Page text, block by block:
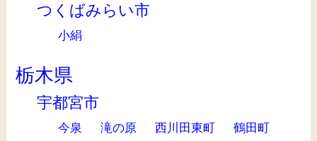
つくばみらい市
小絹
栃木県
宇都宮市
今泉 滝の原 西川田東町 鶴田町